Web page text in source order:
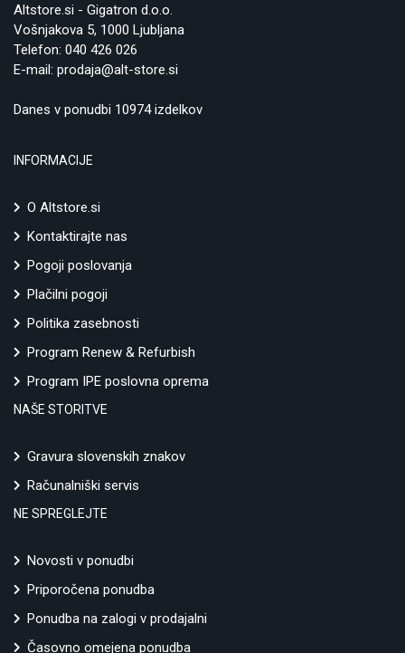
Altstore.si - Gigatron d.o.o.
Vošnjakova 5, 1000 Ljubljana
Telefon: 040 426 026
E-mail: prodaja@alt-store.si
Danes v ponudbi 10974 izdelkov
INFORMACIJE
O Altstore.si
Kontaktirajte nas
Pogoji poslovanja
Plačilni pogoji
Politika zasebnosti
Program Renew & Refurbish
Program IPE poslovna oprema
NAŠE STORITVE
Gravura slovenskih znakov
Računalniški servis
NE SPREGLEJTE
Novosti v ponudbi
Priporočena ponudba
Ponudba na zalogi v prodajalni
Časovno omejena ponudba